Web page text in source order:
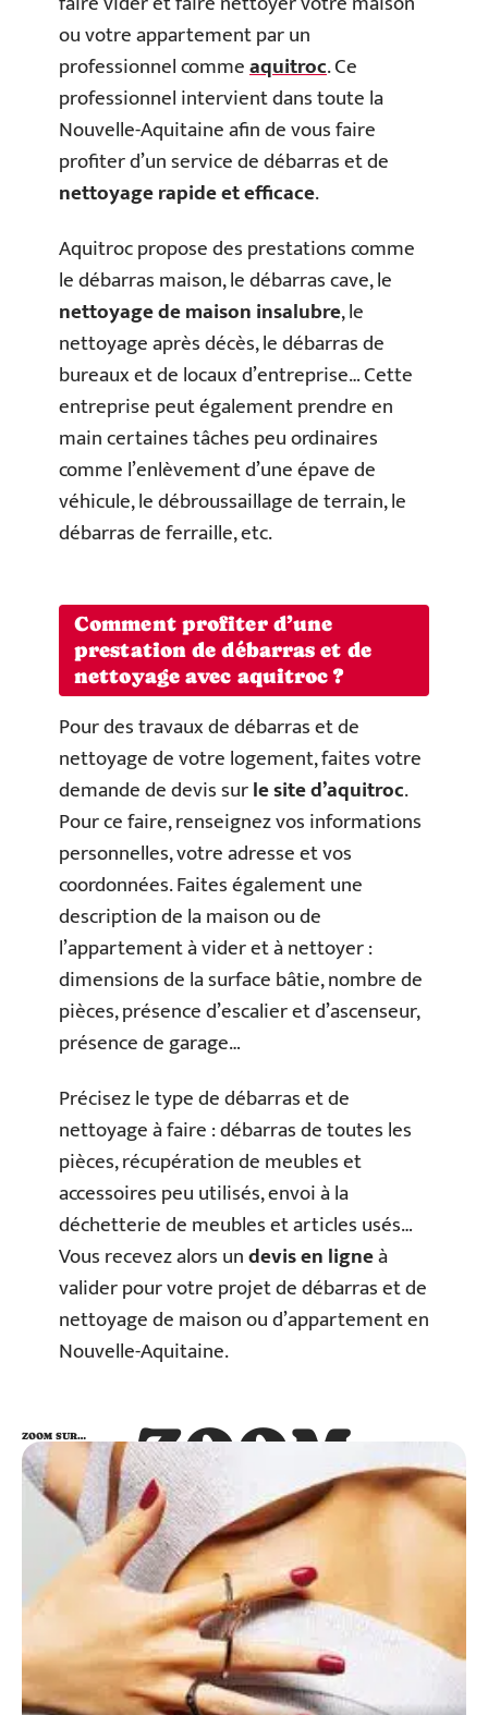
ou votre appartement par un
professionnel commeaquitroc. Ce
professionnel intervient dans toute la
Nouvelle-Aquitaine afin de vous faire
profiter d’un service de débarras et de
nettoyage rapide et efficace.
Aquitroc propose des prestations comme
le débarras maison, le débarras cave, le
nettoyage de maison insalubre, le
nettoyage après décès, le débarras de
bureaux et de locaux d’entreprise… Cette
entreprise peut également prendre en
main certaines tâches peu ordinaires
comme l’enlèvement d’une épave de
véhicule, le débroussaillage de terrain, le
débarras de ferraille, etc.
Comment profiter d’une
prestation de débarras et de
nettoyage avec aquitroc ?
Pour des travaux de débarras et de
nettoyage de votre logement, faites votre
demande de devis surle site d’aquitroc.
Pour ce faire, renseignez vos informations
personnelles, votre adresse et vos
coordonnées. Faites également une
description de la maison ou de
l’appartement à vider et à nettoyer :
dimensions de la surface bâtie, nombre de
pièces, présence d’escalier et d’ascenseur,
présence de garage…
Précisez le type de débarras et de
nettoyage à faire : débarras de toutes les
pièces, récupération de meubles et
accessoires peu utilisés, envoi à la
déchetterie de meubles et articles usés…
Vous recevez alors undevis en ligneà
valider pour votre projet de débarras et de
nettoyage de maison ou d’appartement en
Nouvelle-Aquitaine.
ZOOM
SUR…
ZOOM SUR…